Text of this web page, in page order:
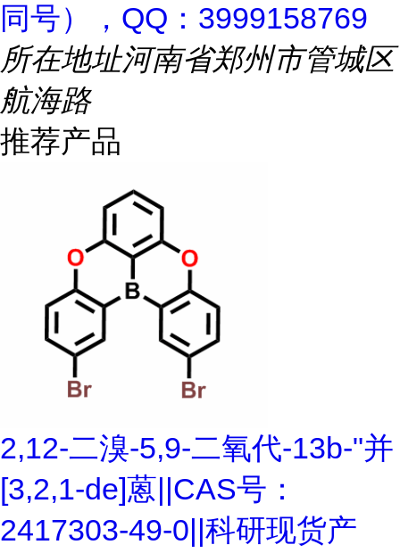
同号），QQ：3999158769
所在地址河南省郑州市管城区
航海路
推荐产品
2,12-二溴-5,9-二氧代-13b-"并
[3,2,1-de]蒽||CAS号：
2417303-49-0||科研现货产